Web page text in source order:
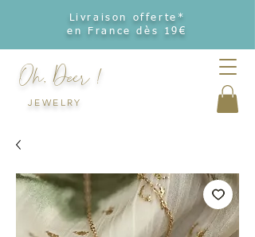
Livraison offerte*
en France dès 19€
Oh, Deer !
JEWELRY